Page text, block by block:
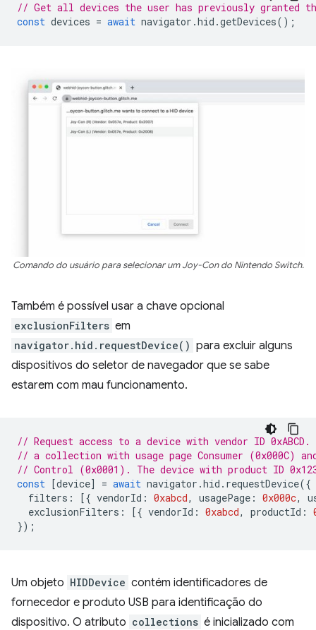
// Get all devices the user has previously granted
const devices = await navigator .hid .getDevices();
Comando do usuário para selecionar um Joy-Con do Nintendo Switch.
Também é possível usar a chave opcional
exclusionFilters em
navigator.hid.requestDevice() para excluir alguns
dispositivos do seletor de navegador que se sabe
estarem com mau funcionamento.
// Request access to a device with vendor ID
// a collection with usage page Consumer (0x000C) and
// Control (0x0001). The device with product ID
const [device] = await navigator .hid . requestDevice({
filters : [{ vendorId : 0xabcd, usagePage : 0x000c,
exclusionFilters : [{ vendorId : 0xabcd, productId :
});
Um objeto HIDDevice contém identificadores de
fornecedor e produto USB para identificação do
dispositivo. O atributo collections é inicializado com